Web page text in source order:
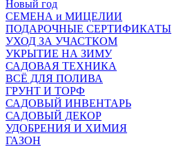
Новый год
СЕМЕНА и МИЦЕЛИИ
ПОДАРОЧНЫЕ СЕРТИФИКАТЫ
УХОД ЗА УЧАСТКОМ
УКРЫТИЕ НА ЗИМУ
САДОВАЯ ТЕХНИКА
ВСЁ ДЛЯ ПОЛИВА
ГРУНТ И ТОРФ
САДОВЫЙ ИНВЕНТАРЬ
САДОВЫЙ ДЕКОР
УДОБРЕНИЯ И ХИМИЯ
ГАЗОН